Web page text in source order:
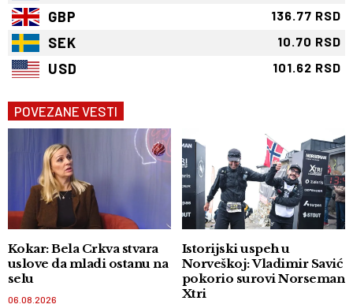
GBP 136.77 RSD
SEK 10.70 RSD
USD 101.62 RSD
POVEZANE VESTI
Kokar: Bela Crkva stvara
uslove da mladi ostanu na
selu
06.08.2026
Istorijski uspeh u
Norveškoj: Vladimir Savić
pokorio surovi Norseman
Xtri